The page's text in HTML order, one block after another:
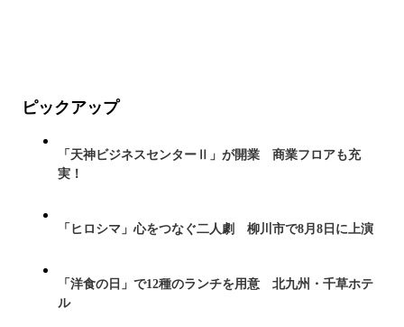
ピックアップ
「天神ビジネスセンターⅡ」が開業 商業フロアも充
実！
「ヒロシマ」心をつなぐ二人劇 柳川市で8月8日に上演
「洋食の日」で12種のランチを用意 北九州・千草ホテ
ル